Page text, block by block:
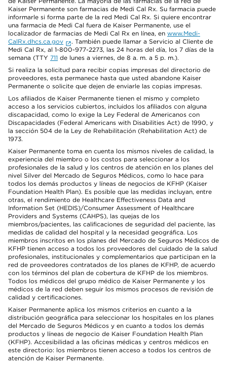
Kaiser Permanente son farmacias de Medi Cal Rx. Su farmacia puede
informarle si forma parte de la red Medi Cal Rx. Si quiere encontrar
una farmacia de Medi Cal fuera de Kaiser Permanente, use el
localizador de farmacias de Medi Cal Rx en línea, en www.Medi-
CalRx.dhcs.ca.gov
. También puede llamar a Servicio al Cliente de
Medi Cal Rx, al 1-800-977-2273, las 24 horas del día, los 7 días de la
semana (TTY 711 de lunes a viernes, de 8 a. m. a 5 p. m.).
Si realiza la solicitud para recibir copias impresas del directorio de
proveedores, esta permanece hasta que usted abandone Kaiser
Permanente o solicite que dejen de enviarle las copias impresas.
Los afiliados de Kaiser Permanente tienen el mismo y completo
acceso a los servicios cubiertos, incluidos los afiliados con alguna
discapacidad, como lo exige la Ley Federal de Americanos con
Discapacidades (Federal Americans with Disabilities Act) de 1990, y
la sección 504 de la Ley de Rehabilitación (Rehabilitation Act) de
1973.
Kaiser Permanente toma en cuenta los mismos niveles de calidad, la
experiencia del miembro o los costos para seleccionar a los
profesionales de la salud y los centros de atención en los planes del
nivel Silver del Mercado de Seguros Médicos, como lo hace para
todos los demás productos y líneas de negocios de KFHP (Kaiser
Foundation Health Plan). Es posible que las medidas incluyan, entre
otras, el rendimiento de Healthcare Effectiveness Data and
Information Set (HEDIS)/Consumer Assessment of Healthcare
Providers and Systems (CAHPS), las quejas de los
miembros/pacientes, las calificaciones de seguridad del paciente, las
medidas de calidad del hospital y la necesidad geográfica. Los
miembros inscritos en los planes del Mercado de Seguros Médicos de
KFHP tienen acceso a todos los proveedores del cuidado de la salud
profesionales, institucionales y complementarios que participan en la
red de proveedores contratados de los planes de KFHP, de acuerdo
con los términos del plan de cobertura de KFHP de los miembros.
Todos los médicos del grupo médico de Kaiser Permanente y los
médicos de la red deben seguir los mismos procesos de revisión de
calidad y certificaciones.
Kaiser Permanente aplica los mismos criterios en cuanto a la
distribución geográfica para seleccionar los hospitales en los planes
del Mercado de Seguros Médicos y en cuanto a todos los demás
productos y líneas de negocio de Kaiser Foundation Health Plan
(KFHP). Accesibilidad a las oficinas médicas y centros médicos en
este directorio: los miembros tienen acceso a todos los centros de
atención de Kaiser Permanente.